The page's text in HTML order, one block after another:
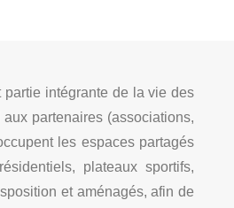
partie intégrante de la vie des
aux partenaires (associations,
les espaces partagés
plateaux sportifs,
et aménagés, afin de